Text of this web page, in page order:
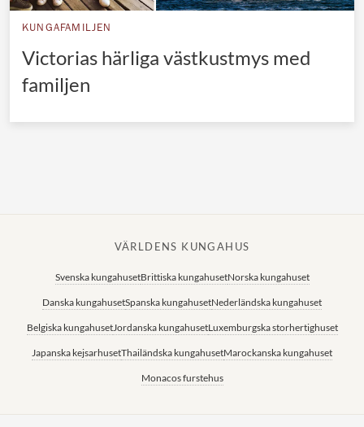
Marockanska kungahuset
KUNGAFAMILJEN
Victorias härliga västkustmys med
familjen
VÄRLDENS KUNGAHUS
Svenska kungahusetBrittiska kungahusetNorska kungahuset
Danska kungahusetSpanska kungahusetNederländska kungahuset
Belgiska kungahusetJordanska kungahusetLuxemburgska storhertighuset
Japanska kejsarhusetThailändska kungahusetMarockanska kungahuset
Monacos furstehus